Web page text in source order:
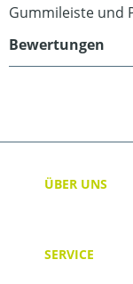
Gummileiste und
Bewertungen
ÜBER UNS
SERVICE